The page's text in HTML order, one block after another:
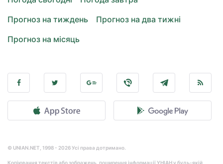
Прогноз на тиждень
Прогноз на два тижні
Прогноз на місяць
© UNIAN.NET, 1998 - 2026 Усі права дотримано.
Копіювання текстів або зображень, поширення інформації УНІАН у будь-якій